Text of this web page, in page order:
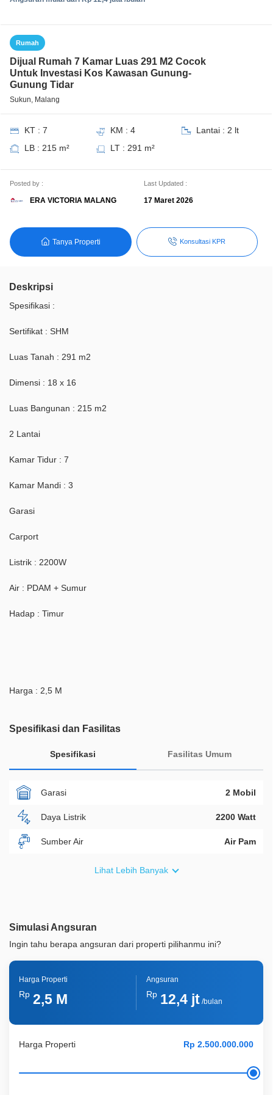
Rumah
Dijual Rumah 7 Kamar Luas 291 M2 Cocok
Untuk Investasi Kos Kawasan Gunung-
Gunung Tidar
Sukun, Malang
KT : 7 KM : 4
Lantai : 2 lt
LB : 215 m²
LT : 291 m²
Posted by :
ERA VICTORIA MALANG
Last Updated :
17 Maret 2026
Tanya Properti Konsultasi KPR
Deskripsi
Spesifikasi :
Sertifikat : SHM
Luas Tanah : 291 m2
Dimensi : 18 x 16
Luas Bangunan : 215 m2
2 Lantai
Kamar Tidur : 7
Kamar Mandi : 3
Garasi
Carport
Listrik : 2200W
Air : PDAM + Sumur
Hadap : Timur
Harga : 2,5 M
Spesifikasi dan Fasilitas
Spesifikasi Fasilitas Umum
Garasi 2 Mobil
Daya Listrik 2200 Watt
Sumber Air Air Pam
ID Properti
Lihat Lebih Banyak
Simulasi Angsuran
Ingin tahu berapa angsuran dari properti pilihanmu ini?
Harga Properti
Harga Properti
Rp 2,5 M
Angsuran
Rp 12,4 jt/bulan